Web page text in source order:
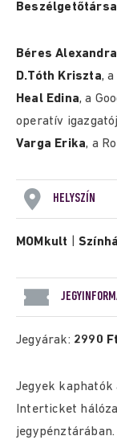
Béres Alexandra
D.Tóth Kriszta,
Heal Edina, a
operatív
Varga Erika, a
HELYSZÍN
MOMkult |
Jegyárak: 2990 Ft
Jegyek kaphatók
Interticket
jegypénztárában.